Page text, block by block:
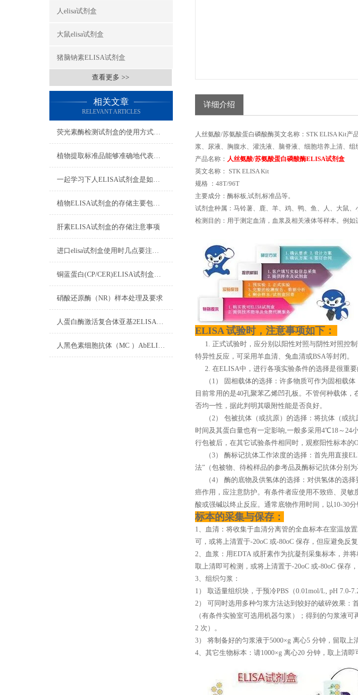
人elisa试剂盒
大鼠elisa试剂盒
猪脑钠素ELISA试剂盒
查看更多 >>
相关文章
RELEVANT ARTICLES
荧光素酶检测试剂盒的使用方式可别说不知道
植物提取标准品能够准确地代表植物中的某种特定成分
一起学习下人ELISA试剂盒是如何储存的
植物ELISA试剂盒的存储主要包括以下几个方面
肝素ELISA试剂盒的存储注意事项
进口elisa试剂盒使用时几点要注意的地方
铜蓝蛋白(CP/CER)ELISA试剂盒​操作步骤
硝酸还原酶（NR）样本处理及要求
人蛋白酶激活复合体亚基2ELISA试剂盒注意事项
人黑色素细胞抗体（MC ）AbELISA试剂盒注意事项
详细介绍
人丝氨酸/苏氨酸蛋白磷酸酶英文名称：STK ELISA Kit
浆、尿液、胸腹水、灌洗液、脑脊液、细胞培养上清、组
产品名称： 人丝氨酸/苏氨酸蛋白磷酸酶ELISA试剂盒
英文名称： STK ELISA Kit
规格 ：48T/96T
主要成分：酶标板,试剂,标准品等。
试剂盒种属：马铃薯、鹿、羊、鸡、鸭、鱼、人、大鼠
检测目的：用于测定血清，血浆及相关液体等样本。例
ELISA 试验时，注意事项如下：
1. 正式试验时，应分别以阳性对照与阴性对照控
特异性反应，可采用羊血清、兔血清或BSA等封闭。
2. 在ELISA中，进行各项实验条件的选择是很重要
（1） 固相载体的选择：许多物质可作为固相载体
目前常用的是40孔聚苯乙烯凹孔板。不管何种载体
否均一性，据此判明其吸附性能是否良好。
（2） 包被抗体（或抗原）的选择：将抗体（或抗
时间及其蛋白量也有一定影响,一般多采用4℃18～24
行包被后，在其它试验条件相同时，观察阳性标本的
（3） 酶标记抗体工作浓度的选择：首先用直接
法”（包被物、待检样品的参考品及酶标记抗体分别
（4） 酶的底物及供氢体的选择：对供氢体的选择
癌作用，应注意防护。有条件者应使用不致癌、灵
酸或强碱以终止反应。通常底物作用时间，以10-30
标本的采集与保存：
1、血清：将收集于血清分离管的全血标本在室温放
可，或将上清置于-20oC 或-80oC 保存，但应避免反复
2、血浆：用EDTA 或肝素作为抗凝剂采集标本，并
取上清即可检测，或将上清置于-20oC 或-80oC 保存
3、组织匀浆：
1） 取适量组织块，于预冷PBS（0.01mol/L, pH 7.0-
2） 可同时选用多种匀浆方法达到较好的破碎效果：
（有条件实验室可选用机器匀浆）；得到的匀浆液
2 次）。
3） 将制备好的匀浆液于5000×g 离心5 分钟，留取上
4、其它生物标本：请1000×g 离心20 分钟，取上清